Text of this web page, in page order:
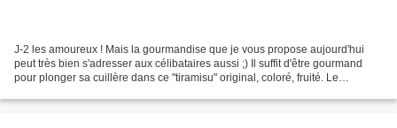
J-2 les amoureux ! Mais la gourmandise que je vous propose aujourd'hui
peut très bien s'adresser aux célibataires aussi ;) Il suffit d'être gourmand
pour plonger sa cuillère dans ce "tiramisu" original, coloré, fruité. Le